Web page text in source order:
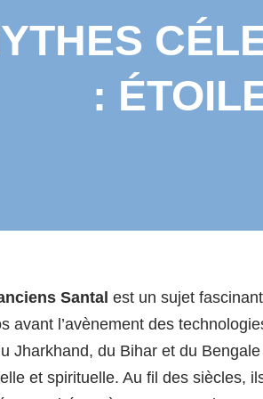
:
Santal est un sujet
avant l’avènement des
Jharkhand, du Bihar et du
et spirituelle. Au fil des siècles,